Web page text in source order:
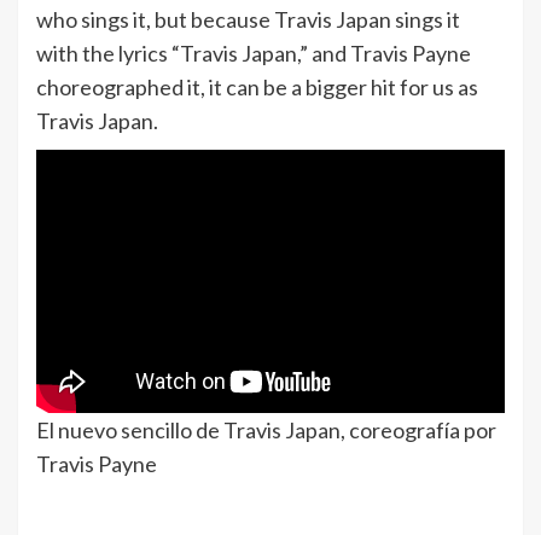
who sings it, but because Travis Japan sings it
with the lyrics “Travis Japan,” and Travis Payne
choreographed it, it can be a bigger hit for us as
Travis Japan.
El nuevo sencillo de Travis Japan, coreografía por
Travis Payne